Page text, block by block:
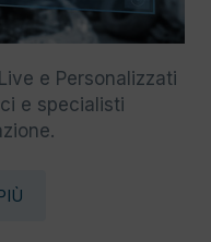
e Personalizzati
e specialisti